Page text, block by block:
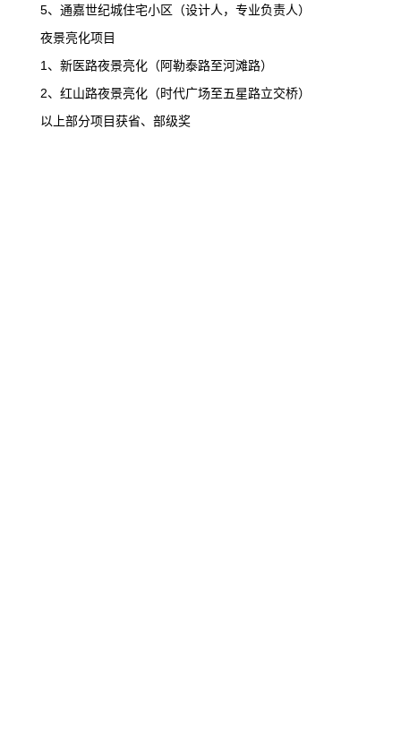
5、通嘉世纪城住宅小区（设计人，专业负责人）
夜景亮化项目
1 、新医路夜景亮化（阿勒泰路至河滩路）
2、红山路夜景亮化（时代广场至五星路立交桥）
以上部分项目获省、部级奖